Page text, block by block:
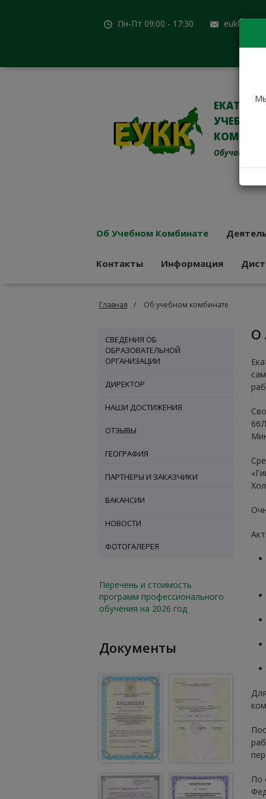
Пн-Пт 09:00 - 17:30
УЧЕБНО-
Обучаем с
Об Учебном Комбинате
Контакты Информация
Главная Об учебном комбинате
СВЕДЕНИЯ ОБ
ОБРАЗОВАТЕЛЬНОЙ
ОРГАНИЗАЦИИ
ДИРЕКТОР
НАШИ ДОСТИЖЕНИЯ
ОТЗЫВЫ
ГЕОГРАФИЯ
ПАРТНЕРЫ И ЗАКАЗЧИКИ
ВАКАНСИИ
НОВОСТИ
ФОТОГАЛЕРЕЯ
Перечень и стоимость
программ профессионального
обучения на 2026 год
Документы
По